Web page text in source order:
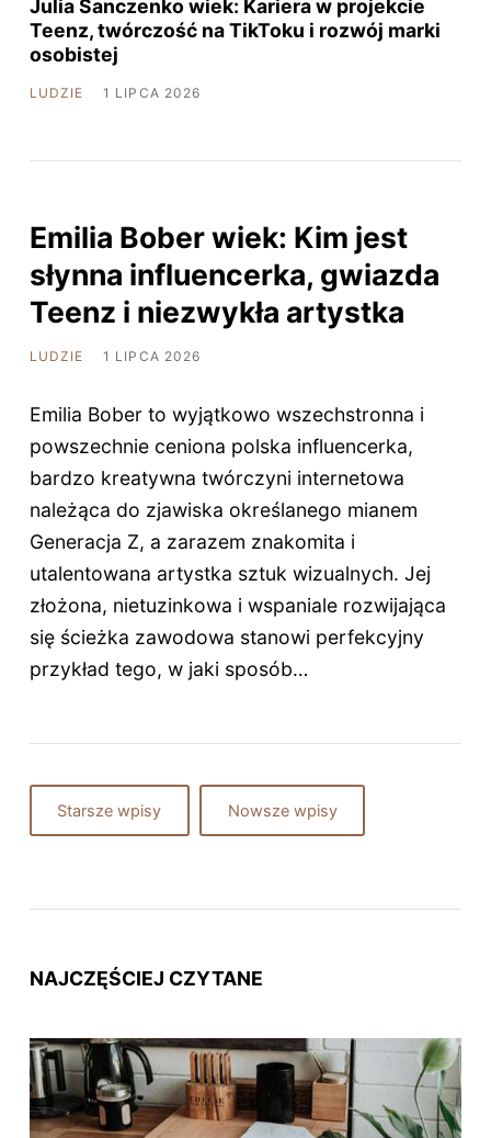
Julia Sanczenko wiek: Kariera w projekcie
Teenz, twórczość na TikToku i rozwój marki
osobistej
LUDZIE 1 LIPCA 2026
Emilia Bober wiek: Kim jest
słynna influencerka, gwiazda
Teenz i niezwykła artystka
LUDZIE 1 LIPCA 2026
Emilia Bober to wyjątkowo wszechstronna i
powszechnie ceniona polska influencerka,
bardzo kreatywna twórczyni internetowa
należąca do zjawiska określanego mianem
Generacja Z, a zarazem znakomita i
utalentowana artystka sztuk wizualnych. Jej
złożona, nietuzinkowa i wspaniale rozwijająca
się ścieżka zawodowa stanowi perfekcyjny
przykład tego, w jaki sposób…
Starsze wpisy Nowsze wpisy
NAJCZĘŚCIEJ CZYTANE